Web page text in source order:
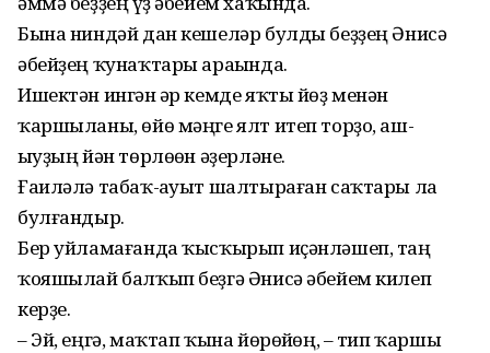
Бына ниндәй дан кешеләр булды беҙ­ҙең Әнисә
әбейҙең ҡунаҡтары араһында.
Ишектән ингән һәр кемде яҡты йөҙ менән
ҡаршыланы, өйө мәңге ялт итеп торҙо, аш-
һыуҙың йән төрлөһөн әҙер­ләне.
Ғаиләлә табаҡ-һауыт шалтыраған саҡтары ла
булғандыр.
Бер уйламағанда ҡысҡырып иҫән­ләшеп, таң
ҡояшылай балҡып беҙгә Әнисә әбейем килеп
керҙе.
– Эй, еңгә, маҡтап ҡына йөрөйһөң, – тип ҡаршы